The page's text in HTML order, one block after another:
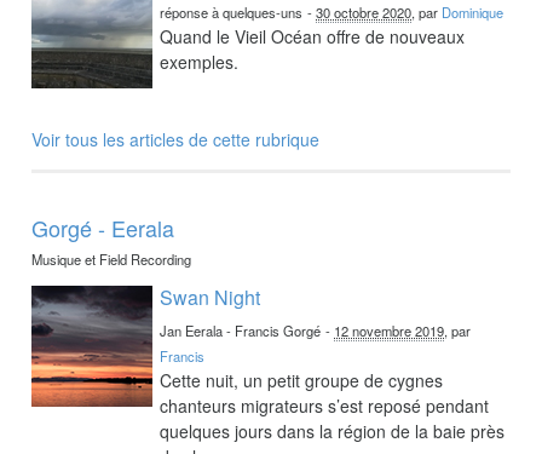
réponse à quelques-uns -30 octobre 2020, par Dominique
Quand le Vieil Océan offre de nouveaux
exemples.
Voir tous les articles de cette rubrique
Gorgé - Eerala
Musique et Field Recording
Swan Night
Jan Eerala - Francis Gorgé - 12 novembre 2019, par
Francis
Cette nuit, un petit groupe de cygnes
chanteurs migrateurs s’est reposé pendant
quelques jours dans la région de la baie près